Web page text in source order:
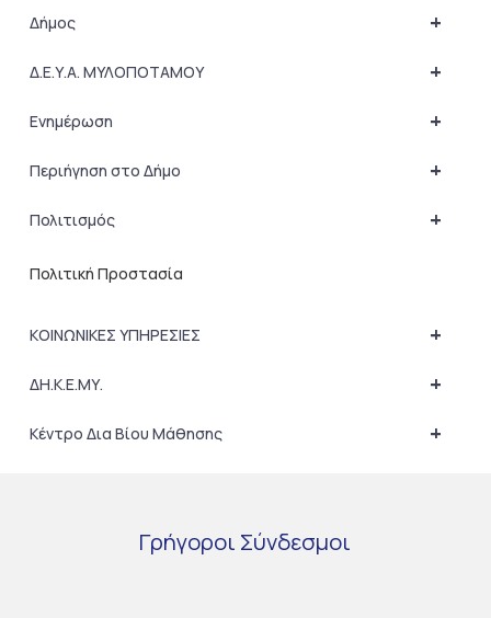
+
Δήμος
+
Δ.Ε.Υ.Α. ΜΥΛΟΠΟΤΑΜΟΥ
+
Ενημέρωση
+
Περιήγηση στο Δήμο
+
Πολιτισμός
Πολιτική Προστασία
+
ΚΟΙΝΩΝΙΚΕΣ ΥΠΗΡΕΣΙΕΣ
+
ΔΗ.Κ.Ε.ΜΥ.
+
Κέντρο Δια Βίου Μάθησης
Γρήγοροι Σύνδεσμοι